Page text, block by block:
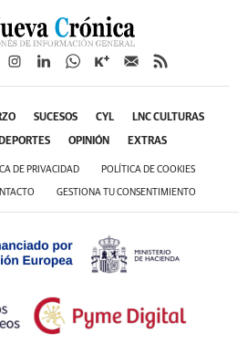
SUCESOS CYL LNC CULTURAS
DEPORTES OPINIÓN EXTRAS
DE PRIVACIDAD POLÍTICA DE COOKIES
GESTIONA TU CONSENTIMIENTO